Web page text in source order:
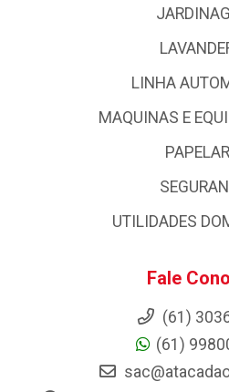
LINHA
MAQUINAS E
UTILIDADES
Fale
(61)
(61)